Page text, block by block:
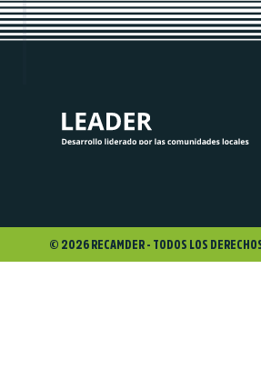
© 2026 RECAMDER - TODOS LOS